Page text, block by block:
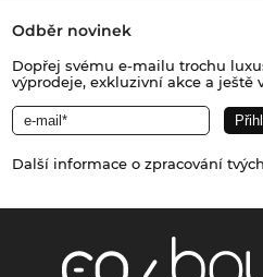
Odběr novinek
Dopřej svému e-mailu trochu
výprodeje, exkluzivní akce a ještě
Další informace o zpracování